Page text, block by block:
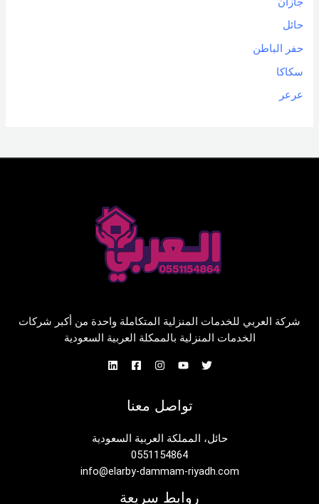
حائل
حفر الباطن
سكاكا
عرعر
شركة العربي للخدمات المنزلية المتكاملة واحدة من أكبر شركات
الخدمات المنزلية بالممكلة العربية السعودية
تواصل معنا
حائل، المملكة العربية السعودية
0551154864
info@elarby-dammam-riyadh.com
روابط سريعة